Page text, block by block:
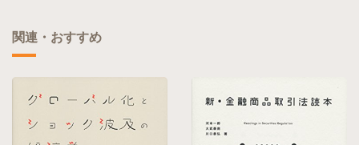
関連・おすすめ